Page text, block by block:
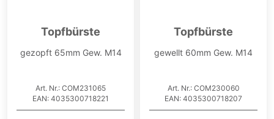
Topfbürste
gezopft 65mm Gew. M14
Art. Nr.: COM231065
EAN: 4035300718221
Topfbürste
gewellt 60mm Gew. M14
Art. Nr.: COM230060
EAN: 4035300718207